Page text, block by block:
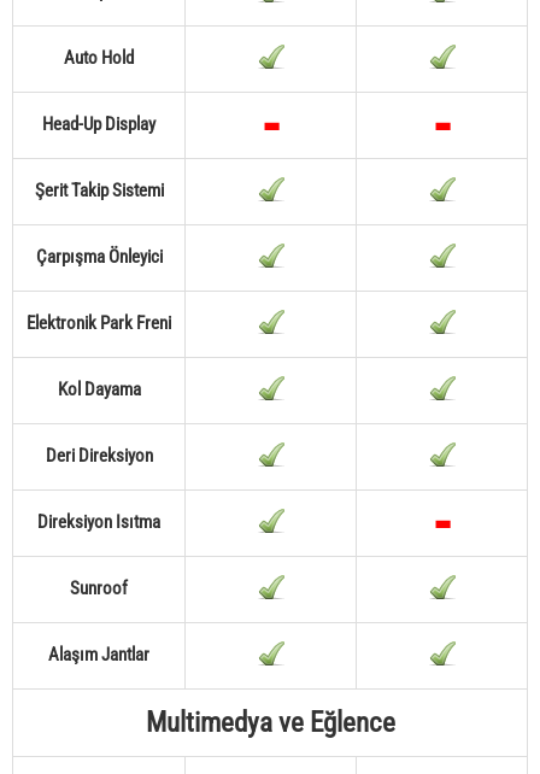
Auto Hold
Head-Up Display
Şerit Takip Sistemi
Çarpışma Önleyici
Elektronik Park Freni
Kol Dayama
Deri Direksiyon
Direksiyon Isıtma
Sunroof
Alaşım Jantlar
Multimedya ve Eğlence